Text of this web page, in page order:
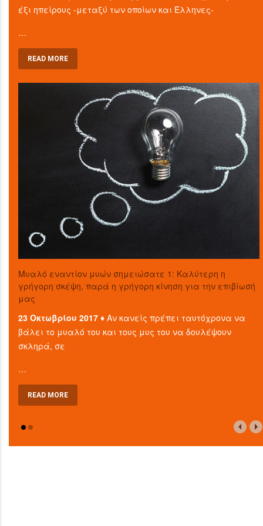
έξι ηπείρους -μεταξύ των οποίων και Έλληνες-
…
READ MORE
Μυαλό εναντίον μυών σημειώσατε 1: Καλύτερη η
γρήγορη σκέψη, παρά η γρήγορη κίνηση για την επιβίωσή
μας
23 Οκτωβρίου 2017 ♦Αν κανείς πρέπει ταυτόχρονα να
βάλει το μυαλό του και τους μυς του να δουλέψουν
σκληρά, σε
…
READ MORE